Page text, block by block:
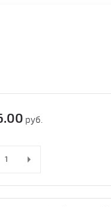
руб.